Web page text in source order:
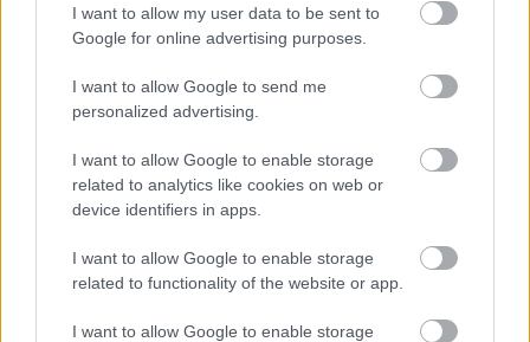
I want to allow my user data to be sent to
Google for online advertising purposes.
I want to allow Google to send me
personalized advertising.
I want to allow Google to enable storage
related to analytics like cookies on web or
device identifiers in apps.
I want to allow Google to enable storage
related to functionality of the website or app.
I want to allow Google to enable storage